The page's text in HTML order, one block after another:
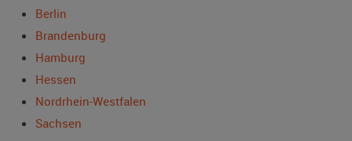
Berlin
Brandenburg
Hamburg
Hessen
Nordrhein-Westfalen
Sachsen